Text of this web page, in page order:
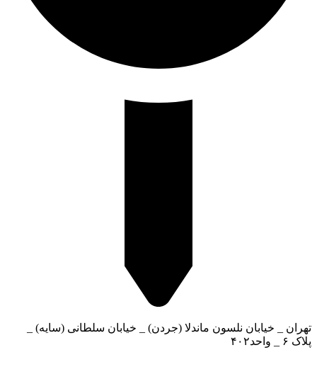
تهران _ خیابان نلسون ماندلا (جردن) _ خیابان سلطانی (سایه) _
پلاک ۶ _ واحد۴۰۲